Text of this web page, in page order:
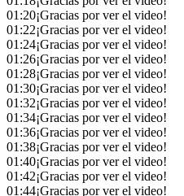
01:20¡Gracias por ver el video!
01:22¡Gracias por ver el video!
01:24¡Gracias por ver el video!
01:26¡Gracias por ver el video!
01:28¡Gracias por ver el video!
01:30¡Gracias por ver el video!
01:32¡Gracias por ver el video!
01:34¡Gracias por ver el video!
01:36¡Gracias por ver el video!
01:38¡Gracias por ver el video!
01:40¡Gracias por ver el video!
01:42¡Gracias por ver el video!
01:44¡Gracias por ver el video!